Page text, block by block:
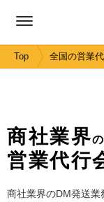
Top 全国の営業
商社業界の
営業代行
商社業界のDM発送